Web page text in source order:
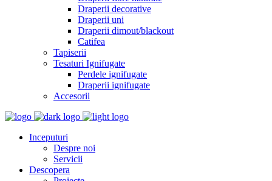
Draperii decorative
Draperii uni
Draperii dimout/blackout
Catifea
Tapiserii
Tesaturi Ignifugate
Perdele ignifugate
Draperii ignifugate
Accesorii
Inceputuri
Despre noi
Servicii
Descopera